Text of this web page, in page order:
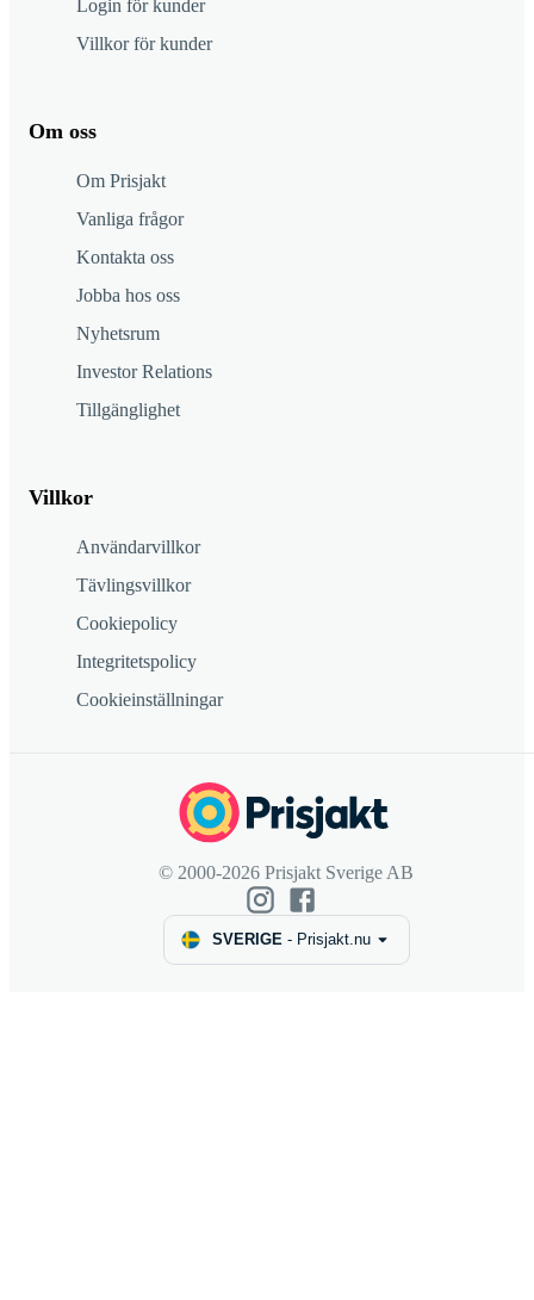
Login för kunder
Villkor för kunder
Om oss
Om Prisjakt
Vanliga frågor
Kontakta oss
Jobba hos oss
Nyhetsrum
Investor Relations
Tillgänglighet
Villkor
Användarvillkor
Tävlingsvillkor
Cookiepolicy
Integritetspolicy
Cookieinställningar
© 2000-2026 Prisjakt Sverige AB
SVERIGE- Prisjakt.nu